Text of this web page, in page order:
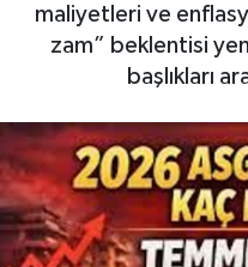
maliyetleri ve
zam” beklentisi
başlıkları